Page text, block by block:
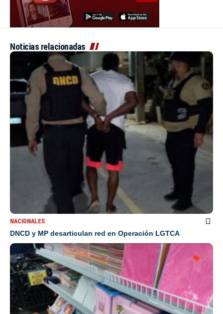
Noticias relacionadas
NACIONALES
DNCD y MP desarticulan red en Operación LGTCA